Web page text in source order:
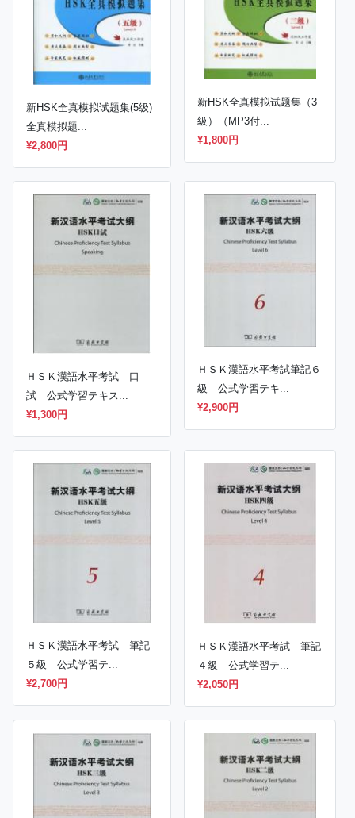
新HSK全真模拟试题集(5级)
全真模拟题...
¥2,800円
新HSK全真模拟试题集（3
級）（MP3付...
¥1,800円
ＨＳＫ漢語水平考試 口
試 公式学習テキス...
¥1,300円
ＨＳＫ漢語水平考試筆記６
級 公式学習テキ...
¥2,900円
ＨＳＫ漢語水平考試 筆記
５級 公式学習テ...
¥2,700円
ＨＳＫ漢語水平考試 筆記
４級 公式学習テ...
¥2,050円